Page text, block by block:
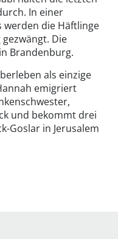
In einer
werden die Häftlinge
Die
Brandenburg.
als einzige
emigriert
und bekommt drei
Goslar in Jerusalem